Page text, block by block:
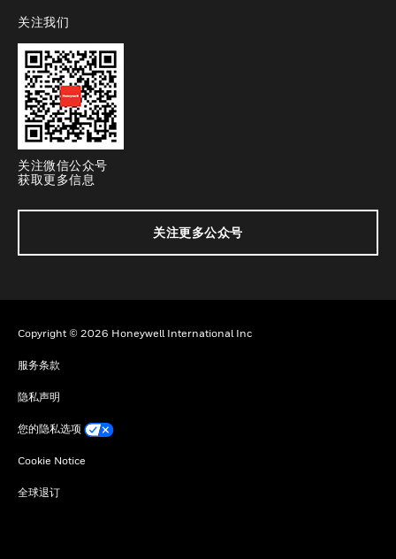
toggle view
关注我们
关注微信公众号
获取更多信息
关注更多公众号
Copyright © 2026 Honeywell International Inc
服务条款
隐私声明
您的隐私选项
Cookie Notice
全球退订